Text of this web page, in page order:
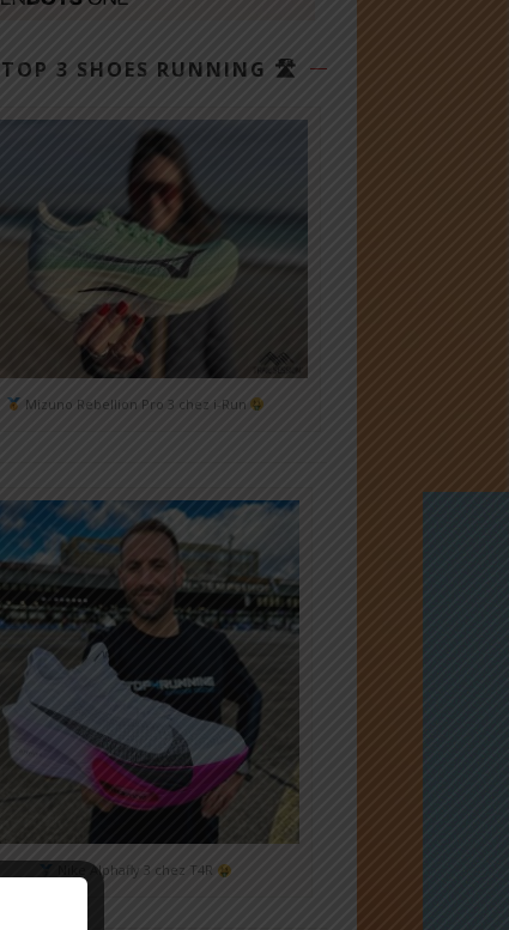
TOP 3 SHOES RUNNING 🛣
Mizuno Rebellion Pro 3 chez i-Run
Nike Alphafly 3 chez T4R